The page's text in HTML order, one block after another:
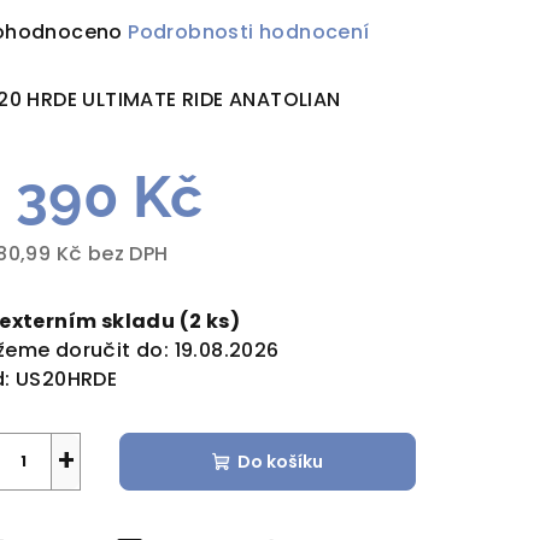
Podrobnosti hodnocení
HRDE ULTIMATE RIDE ANATOLIAN
390 Kč
Kč bez DPH
skladu (2 ks)
doručit do: 19.08.2026
US20HRDE
+ Do košíku